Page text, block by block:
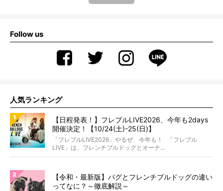
Follow us
人気ランキング
【日程発表！】フレブルLIVE2026、今年も2days
開催決定！【10/24(土)-25(日)】
「フレブルLIVE2026」やるぜ、今年も！ 「フレブル
LIVE」は、フレンチブルドッグとオーナ...
【令和・最新版】パグとフレンチブルドッグの違い
ってなに？～徹底解説～